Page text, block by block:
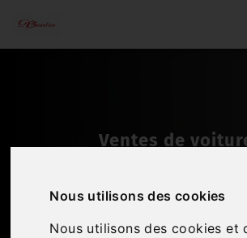
Nous utilisons des cookies
Nous utilisons des cookies et
Nouveauté ! Véhicule
Venez recharger votre
notre garage
Notre équipe est prête à répondre à